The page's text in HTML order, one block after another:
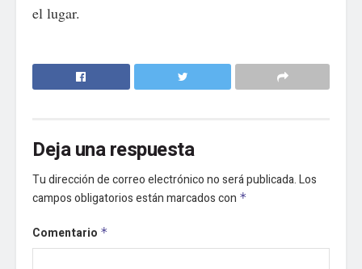
el lugar.
Deja una respuesta
Tu dirección de correo electrónico no será publicada.Los
campos obligatorios están marcados con *
Comentario *